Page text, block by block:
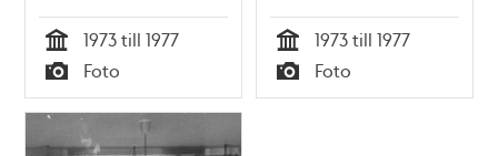
Tid
1973 till 1977
Typ
Foto Tid
1973 till 1977
Typ
Foto